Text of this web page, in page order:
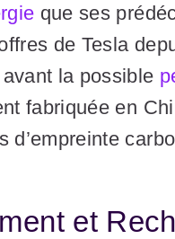
que ses
de Tesla
la possible
fabriquée en
d’empreinte
et